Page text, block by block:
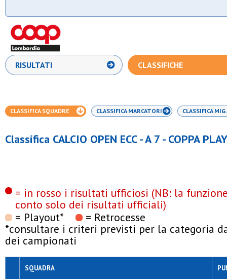
RISULTATI CLASSIFICHE
CLASSIFICA SQUADRE CLASSIFICA MARCATORI CLASSIFICA
Classifica CALCIO OPEN ECC - A 7 - COPPA
= in rosso i risultati ufficiosi (NB: la
conto solo dei risultati ufficiali)
= Playout*
= Retrocesse
*consultare i criteri previsti per la categoria
dei campionati
SQUADRA